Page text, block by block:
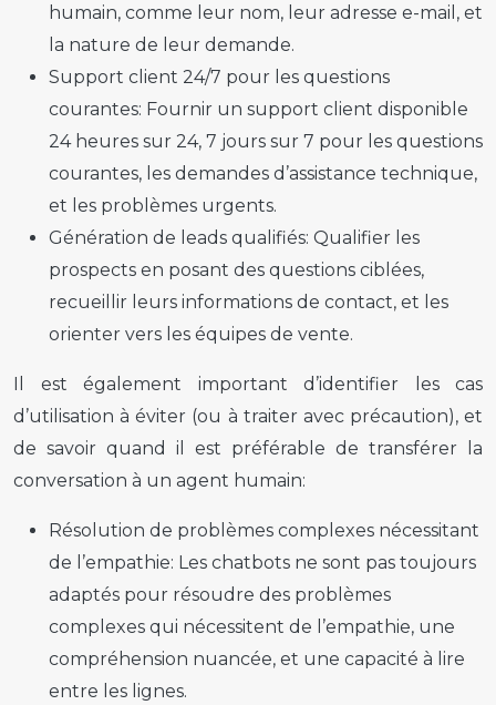
humain, comme leur nom, leur adresse e-mail, et
la nature de leur demande.
Support client 24/7 pour les questions
courantes: Fournir un support client disponible
24 heures sur 24, 7 jours sur 7 pour les questions
courantes, les demandes d’assistance technique,
et les problèmes urgents.
Génération de leads qualifiés: Qualifier les
prospects en posant des questions ciblées,
recueillir leurs informations de contact, et les
orienter vers les équipes de vente.
Il est également important d’identifier les cas
d’utilisation à éviter (ou à traiter avec précaution), et
de savoir quand il est préférable de transférer la
conversation à un agent humain:
Résolution de problèmes complexes nécessitant
de l’empathie: Les chatbots ne sont pas toujours
adaptés pour résoudre des problèmes
complexes qui nécessitent de l’empathie, une
compréhension nuancée, et une capacité à lire
entre les lignes.